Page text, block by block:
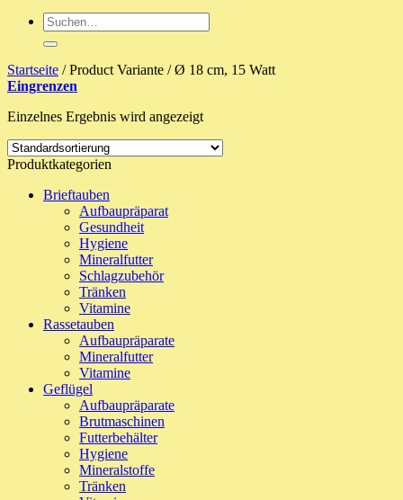
Suche
nach:
Startseite /Product Variante /Ø 18 cm, 15 Watt
Eingrenzen
Einzelnes Ergebnis wird angezeigt
Produktkategorien
Brieftauben
Aufbaupräparat
Gesundheit
Hygiene
Mineralfutter
Schlagzubehör
Tränken
Vitamine
Rassetauben
Aufbaupräparate
Mineralfutter
Vitamine
Geflügel
Aufbaupräparate
Brutmaschinen
Futterbehälter
Hygiene
Mineralstoffe
Tränken